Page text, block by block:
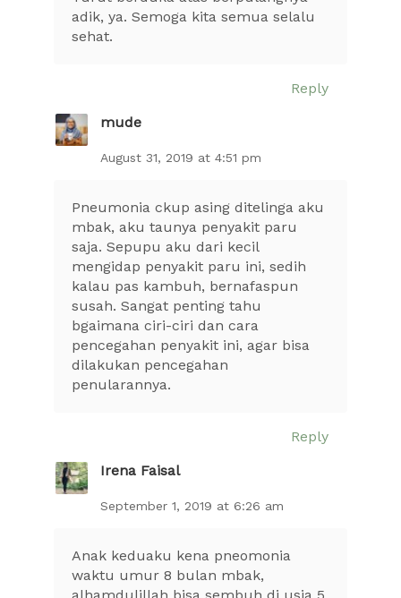
adik, ya. Semoga kita semua selalu
sehat.
Reply
mude
August 31, 2019 at 4:51 pm
Pneumonia ckup asing ditelinga aku
mbak, aku taunya penyakit paru
saja. Sepupu aku dari kecil
mengidap penyakit paru ini, sedih
kalau pas kambuh, bernafaspun
susah. Sangat penting tahu
bgaimana ciri-ciri dan cara
pencegahan penyakit ini, agar bisa
dilakukan pencegahan
penularannya.
Reply
Irena Faisal
September 1, 2019 at 6:26 am
Anak keduaku kena pneomonia
waktu umur 8 bulan mbak,